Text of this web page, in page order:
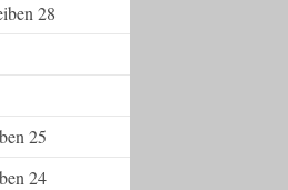
28
25
24